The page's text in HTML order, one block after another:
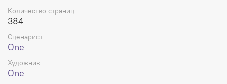
Количество страниц
384
Сценарист
One
Художник
One